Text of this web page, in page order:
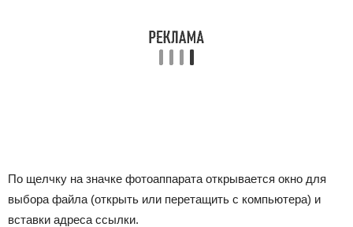
По щелчку на значке фотоаппарата открывается окно для
выбора файла (открыть или перетащить с компьютера) и
вставки адреса ссылки.